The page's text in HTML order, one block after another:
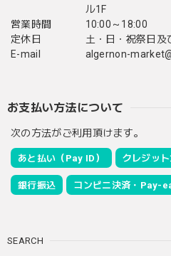
ル1F
営業時間
10:00～18:00
定休日
土・日・祝祭日及
E-mail
algernon-
お支払い方法について
次の方法がご利用頂けます。
あと払い（Pay ID） クレジッ
銀行振込 コンビニ決済・Pay-
SEARCH